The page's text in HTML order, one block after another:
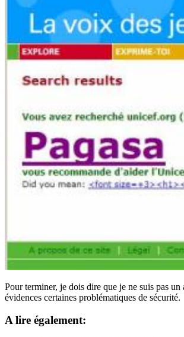
Pour terminer, je dois dire que je ne suis pas
évidences certaines problématiques de sécurité.
A lire également: